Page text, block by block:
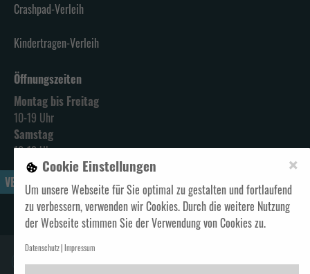
Cookie Einstellungen
Um unsere Webseite für Sie optimal zu gestalten und fortlaufend
zu verbessern, verwenden wir Cookies. Durch die weitere Nutzung
der Webseite stimmen Sie der Verwendung von Cookies zu.
Datenschutz Impressum
×
Crashpad-Verleih
Kindertragen-Verleih
Öffnungszeiten
Montag bis Freitag
10-19 Uhr
Samstag
10-18 Uhr
VERTRAG WIDERRUFEN
Alle Preise verstehen sich inklusive Mehrwertsteuer undzzgl. Versand
GELD ZURÜCK